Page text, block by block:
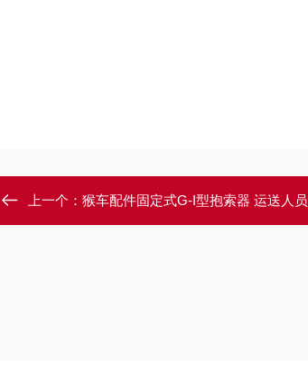
上一个： 猴车配件固定式G-I型抱索器 运送人员装置